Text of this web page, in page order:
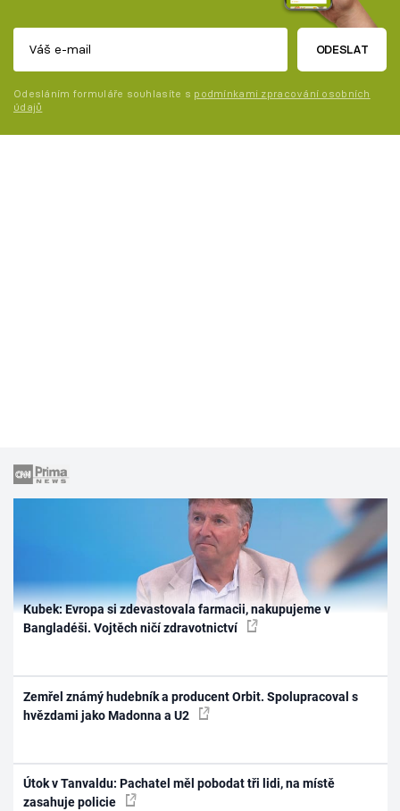
ODESLAT
Odesláním formuláře souhlasíte s podmínkami zpracování osobních
údajů
Kubek: Evropa si zdevastovala farmacii, nakupujeme v
Bangladéši. Vojtěch ničí zdravotnictví
Zemřel známý hudebník a producent Orbit. Spolupracoval s
hvězdami jako Madonna a U2
Útok v Tanvaldu: Pachatel měl pobodat tři lidi, na místě
zasahuje policie